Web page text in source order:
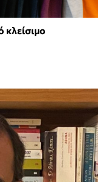
κλείσιμο